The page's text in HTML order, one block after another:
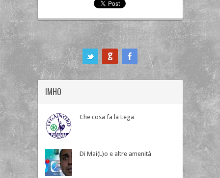
IMHO
Che cosa fa la Lega
Di Mai(L)o e altre amenità